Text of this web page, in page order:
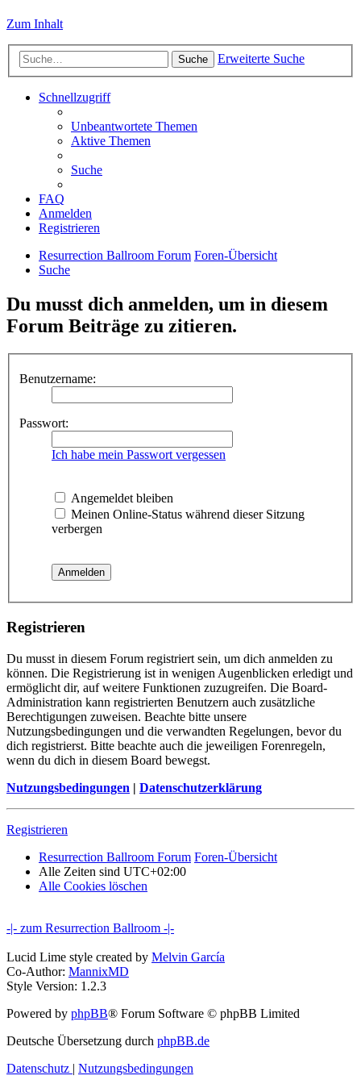
Zum Inhalt
Suche Erweiterte Suche
Schnellzugriff
Unbeantwortete Themen
Aktive Themen
Suche
FAQ
Anmelden
Registrieren
Resurrection Ballroom Forum Foren-Übersicht
Suche
Du musst dich anmelden, um in diesem
Forum Beiträge zu zitieren.
Benutzername:
Passwort:
Ich habe mein Passwort vergessen
Angemeldet bleiben
Meinen Online-Status während dieser Sitzung
verbergen
Registrieren
Du musst in diesem Forum registriert sein, um dich anmelden zu
können. Die Registrierung ist in wenigen Augenblicken erledigt und
ermöglicht dir, auf weitere Funktionen zuzugreifen. Die Board-
Administration kann registrierten Benutzern auch zusätzliche
Berechtigungen zuweisen. Beachte bitte unsere
Nutzungsbedingungen und die verwandten Regelungen, bevor du
dich registrierst. Bitte beachte auch die jeweiligen Forenregeln,
wenn du dich in diesem Board bewegst.
Nutzungsbedingungen | Datenschutzerklärung
Registrieren
Resurrection Ballroom Forum Foren-Übersicht
Alle Zeiten sind UTC+02:00
Alle Cookies löschen
-|- zum Resurrection Ballroom -|-
Lucid Lime style created by Melvin García
Co-Author: MannixMD
Style Version: 1.2.3
Powered by phpBB® Forum Software © phpBB Limited
Deutsche Übersetzung durch phpBB.de
Datenschutz | Nutzungsbedingungen